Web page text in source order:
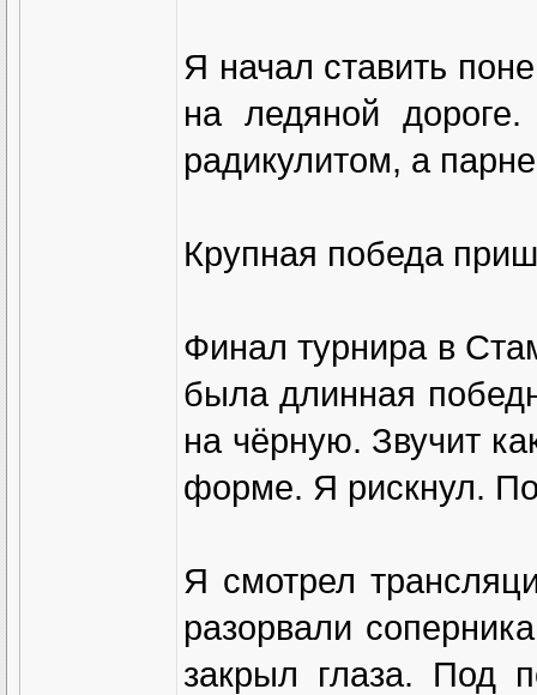
Я начал ставить
на ледяной
радикулитом, а
Крупная победа
Финал турнира в
была длинная
на чёрную. Звучит
форме. Я рискнул.
Я смотрел
разорвали
закрыл глаза. Под